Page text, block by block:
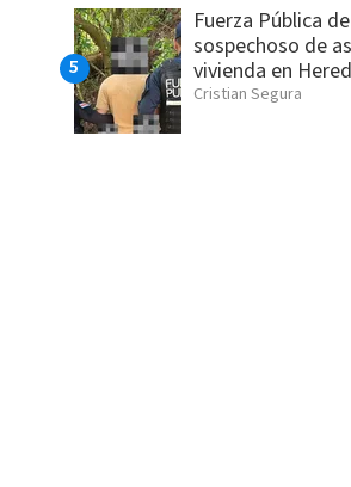
Fuerza Pública
sospechoso de
vivienda en
Cristian Segura